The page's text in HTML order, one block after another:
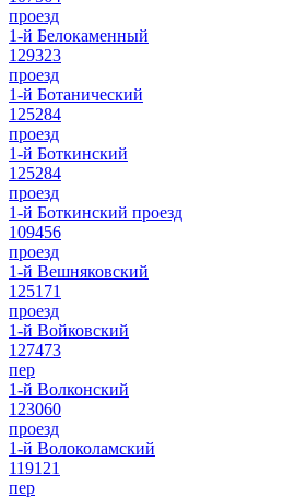
проезд
1-й Белокаменный
129323
проезд
1-й Ботанический
125284
проезд
1-й Боткинский
125284
проезд
1-й Боткинский проезд
109456
проезд
1-й Вешняковский
125171
проезд
1-й Войковский
127473
пер
1-й Волконский
123060
проезд
1-й Волоколамский
119121
пер